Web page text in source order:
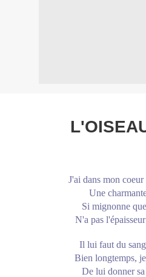
J'ai dans mon
Une
Si mignonne
N'a pas
Il lui faut du
Bien longtemps,
De lui donner